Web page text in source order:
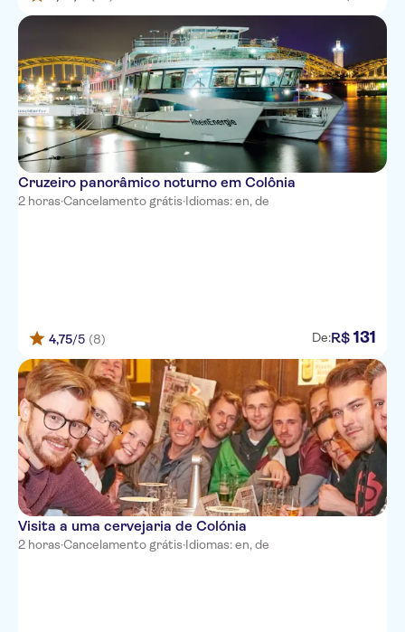
Cruzeiro panorâmico noturno em Colônia
2 horas·Cancelamento grátis·Idiomas: en, de
4,75/5 (8) De:R$ 131
Visita a uma cervejaria de Colónia
2 horas·Cancelamento grátis·Idiomas: en, de